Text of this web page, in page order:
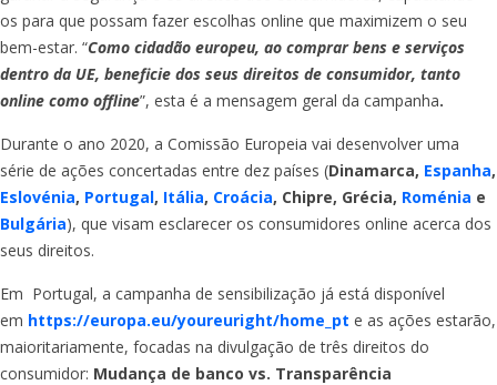
os para que possam fazer escolhas online que maximizem o seu
bem-estar. “Como cidadão europeu, ao comprar bens e serviços
dentro da UE, beneficie dos seus direitos de consumidor, tanto
online como offline”, esta é a mensagem geral da campanha.
Durante o ano 2020, a Comissão Europeia vai desenvolver uma
série de ações concertadas entre dez países (Dinamarca, Espanha,
Eslovénia, Portugal, Itália, Croácia, Chipre, Grécia, Roménia e
Bulgária), que visam esclarecer os consumidores online acerca dos
seus direitos.
Em Portugal, a campanha de sensibilização já está disponível
em https://europa.eu/youreuright/home_pt e as ações estarão,
maioritariamente, focadas na divulgação de três direitos do
consumidor: Mudança de banco vs. Transparência